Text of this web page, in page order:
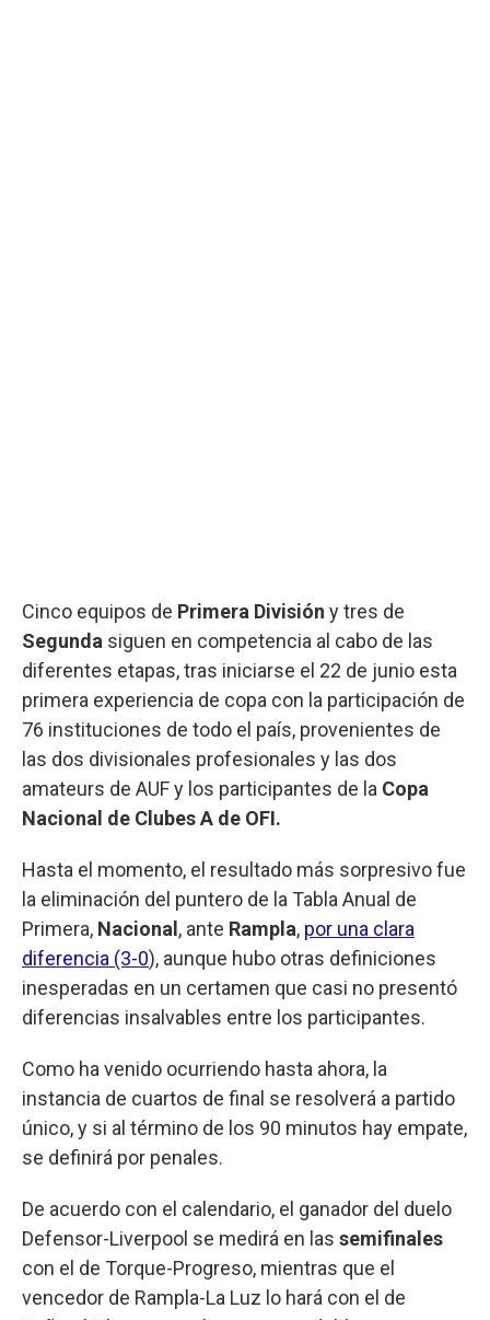
Cinco equipos de Primera División y tres de
Segunda siguen en competencia al cabo de las
diferentes etapas, tras iniciarse el 22 de junio esta
primera experiencia de copa con la participación de
76 instituciones de todo el país, provenientes de
las dos divisionales profesionales y las dos
amateurs de AUF y los participantes de la Copa
Nacional de Clubes A de OFI.
Hasta el momento, el resultado más sorpresivo fue
la eliminación del puntero de la Tabla Anual de
Primera, Nacional , ante Rampla, por una clara
diferencia (3-0), aunque hubo otras definiciones
inesperadas en un certamen que casi no presentó
diferencias insalvables entre los participantes.
Como ha venido ocurriendo hasta ahora, la
instancia de cuartos de final se resolverá a partido
único, y si al término de los 90 minutos hay empate,
se definirá por penales.
De acuerdo con el calendario, el ganador del duelo
Defensor-Liverpool se medirá en las semifinales
con el de Torque-Progreso, mientras que el
vencedor de Rampla-La Luz lo hará con el de